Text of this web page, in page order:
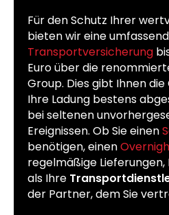
Für den Schutz Ihrer
bieten wir eine
Transportversicherung
Euro über die
Group. Dies gibt Ihnen die
Ihre Ladung bestens
bei seltenen
Ereignissen. Ob Sie einen
benötigen, einen
regelmäßige Lieferungen,
als Ihre
der Partner, dem Sie